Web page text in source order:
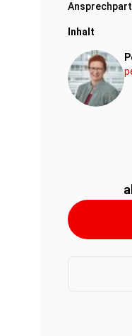
Inhalt